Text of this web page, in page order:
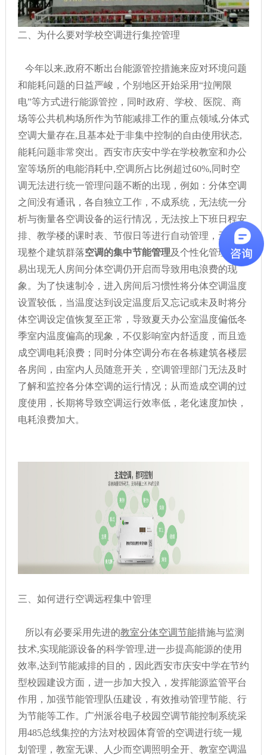
二、为什么要对学校空调进行集控管理
今年以来,政府不断出台能源管控措施来应对环境问题
和能耗问题的日益严峻，个别地区开始采用“拉闸限
电”等方式进行能源管控，同时政府、学校、医院、商
场等公共机构场所作为节能减排工作的重点领域,分体式
空调大量存在,且基本处于非集中控制的自由使用状态,
能耗问题非常突出。西安市庆安中学在学校教室和办公
室等场所的电能消耗中,空调所占比例超过60%,同时空
调无法进行统一管理问题不断的出现，例如：分体空调
之间没有通讯，各自独立工作，不成系统，无法统一分
析与衡量各空调设备的运行情况，无法按上下班日程安
排、教学楼的课时表、节假日等进行自动管理，无法实
现整个建筑群落空调的集中节能管理及个性化管理，容
易出现无人房间分体空调仍开启而导致用电浪费的现
象。为了快速制冷，进入房间后习惯性将分体空调温度
设置较低，当温度达到设定温度后又忘记或未及时将分
体空调设定值恢复至正常，导致夏天办公室温度偏低冬
季室内温度偏高的现象，不仅影响室内舒适度，而且造
成空调电耗浪费；同时分体空调分布在各栋建筑各楼层
各房间，由室内人员随意开关，空调管理部门无法及时
了解和监控各分体空调的运行情况；从而造成空调的过
度使用，长期将导致空调运行效率低，老化速度加快，
电耗浪费加大。
三、如何进行空调远程集中管理
所以有必要采用先进的教室分体空调节能措施与监测
技术,实现能源设备的科学管理,进一步提高能源的使用
效率,达到节能减排的目的，因此西安市庆安中学在节约
型校园建设方面，进一步加大投入，发挥能源监管平台
作用，加强节能管理队伍建设，有效推动管理节能、行
为节能等工作。广州派谷电子校园空调节能控制系统采
用485总线集控的方法对校园体育管的空调进行统一规
划管理，教室无课、人少而空调照明全开、教室空调温